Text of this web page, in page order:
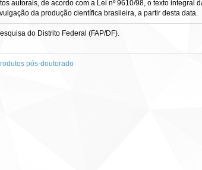
autorais, de acordo com a Lei nº 9610/98, o texto
da produção científica brasileira, a partir desta data.
do Distrito Federal (FAP/DF).
pós-doutorado